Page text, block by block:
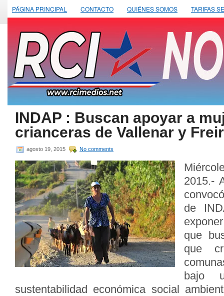
PÁGINA PRINCIPAL CONTACTO QUIÉNES SOMOS TARIFAS
INDAP : Buscan apoyar a
crianceras de Vallenar y
agosto 19, 2015 No comments
2015.-
de
que
que
bajo
sustentabilidad económica social